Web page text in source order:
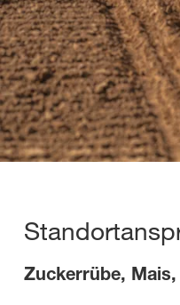
Zuckerrübe,